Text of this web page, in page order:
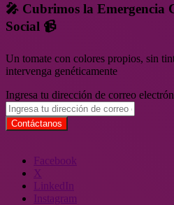
🎤 Cubrimos la Emergencia
Social 📹
Un tomate con colores propios, sin
intervenga genéticamente
Ingresa tu dirección de correo
Facebook
X
LinkedIn
Instagram